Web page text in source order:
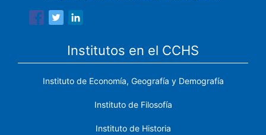
Institutos en el CCHS
Instituto de Economía, Geografía y Demografía
Instituto de Filosofía
Instituto de Historia